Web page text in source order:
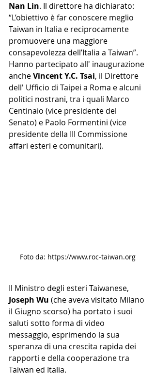
Nan Lin. Il direttore ha dichiarato:
“L’obiettivo è far conoscere meglio
Taiwan in Italia e reciprocamente
promuovere una maggiore
consapevolezza dell’Italia a Taiwan”.
Hanno partecipato all' inaugurazione
anche Vincent Y.C. Tsai, il Direttore
dell' Ufficio di Taipei a Roma e alcuni
politici nostrani, tra i quali Marco
Centinaio (vice presidente del
Senato) e Paolo Formentini (vice
presidente della III Commissione
affari esteri e comunitari).
Foto da: https://www.roc-taiwan.org
Il Ministro degli esteri Taiwanese,
Joseph Wu (che aveva visitato Milano
il Giugno scorso) ha portato i suoi
saluti sotto forma di video
messaggio, esprimendo la sua
speranza di una crescita rapida dei
rapporti e della cooperazione tra
Taiwan ed Italia.